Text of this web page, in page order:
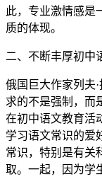
此，专业激情感是
质的体现。
二、不断丰厚初中
俄国巨大作家列夫
求的不是强制，而
在初中语文教育活
学习语文常识的爱
常识，特别是有关
取。一起，因为学